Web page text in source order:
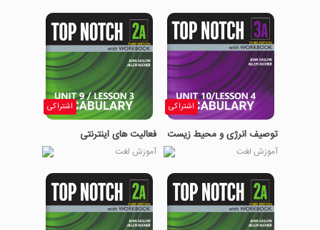
اشتراکی
توصیف انرژی و محیط زیست
آموزش لغت
اشتراکی
فعالیت های اینترنتی
آموزش لغت